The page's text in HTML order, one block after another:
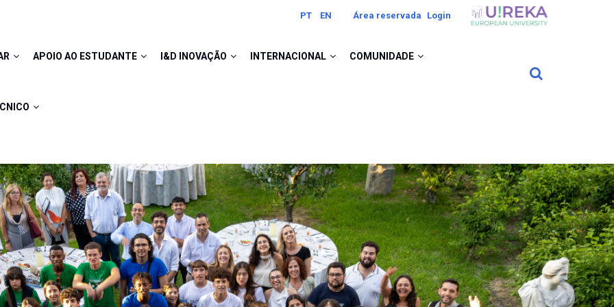
PT EN Área reservada Login Image
APOIO AO ESTUDANTE I&D INOVAÇÃO INTERNACIONAL COMUNIDADE